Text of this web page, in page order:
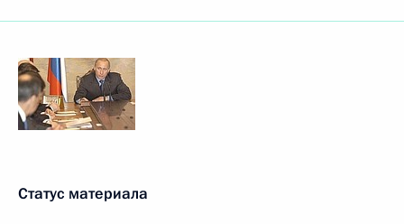
Статус материала